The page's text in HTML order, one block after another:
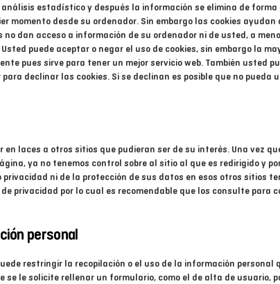
estadístico y después la información se elimina de forma
momento desde su ordenador. Sin embargo las cookies ayudan
no dan acceso a información de su ordenador ni de usted, a
puede aceptar o negar el uso de cookies, sin embargo la
pues sirve para tener un mejor servicio web. También usted
declinar las cookies. Si se declinan es posible que no
en laces a otros sitios que pudieran ser de su interés. Una vez
ya no tenemos control sobre al sitio al que es redirigido y
privacidad ni de la protección de sus datos en esos otros sitios
privacidad por lo cual es recomendable que los consulte para
personal
restringir la recopilación o el uso de la información personal
se le solicite rellenar un formulario, como el de alta de usuario,
de un ángel, de... ¿Leonardo puede
Regala arte